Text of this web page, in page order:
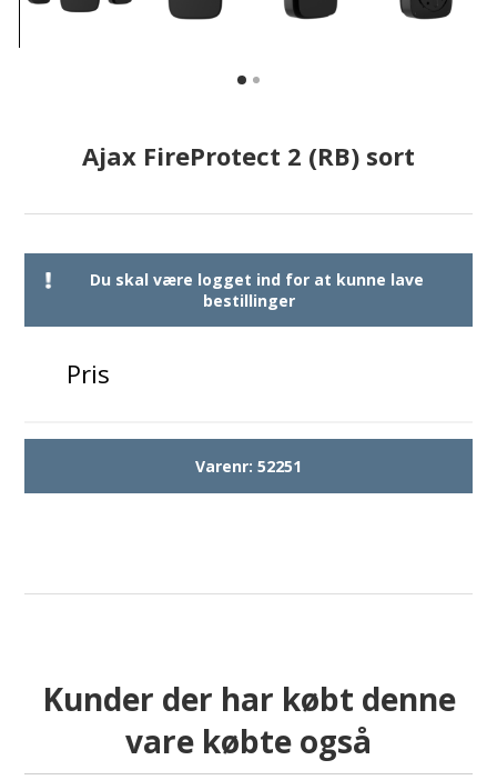
Ajax FireProtect 2 (RB) sort
Du skal være logget ind for at kunne lave
bestillinger
Pris
Varenr: 52251
Kunder der har købt denne
vare købte også